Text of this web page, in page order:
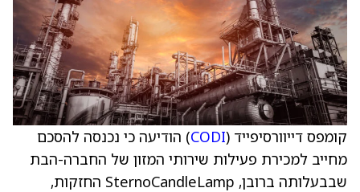
קומפס דייוורסיפייד (CODI) הודיעה כי נכנסה להסכם
מחייב למכירת פעילות שירותי המזון של החברה-הבת
שבבעלותה ברובן, SternoCandleLamp החזקות,